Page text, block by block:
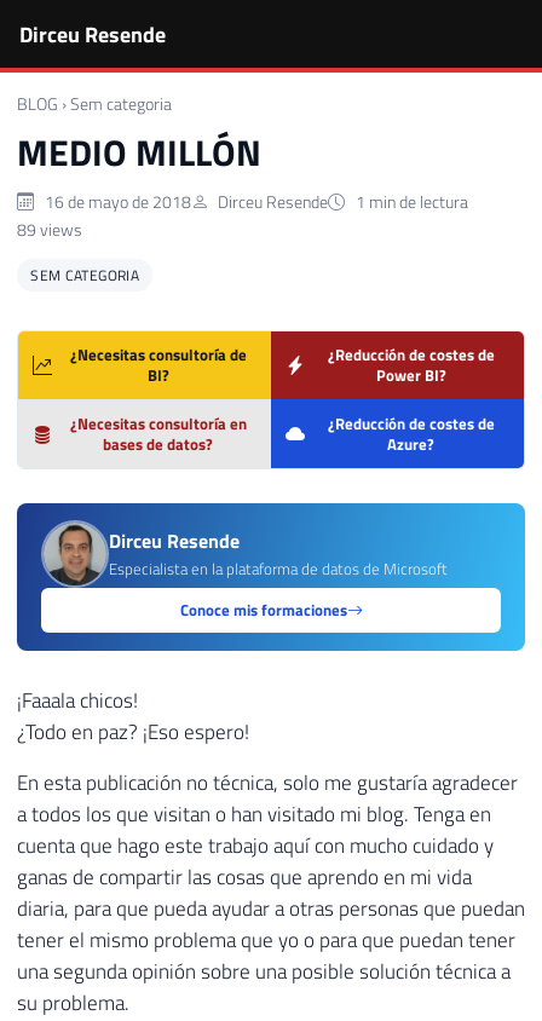
Dirceu Resende
BLOG ›Sem categoria
MEDIO MILLÓN
16 de mayo de 2018 Dirceu Resende
1 min de lectura
89 views
SEM CATEGORIA
¿Necesitas consultoría de
BI?
¿Reducción de costes de
Power BI?
¿Necesitas consultoría en
bases de datos?
¿Reducción de costes de
Azure?
Dirceu Resende
Especialista en la plataforma de datos de Microsoft
Conoce mis formaciones
¡Faaala chicos!
¿Todo en paz? ¡Eso espero!
En esta publicación no técnica, solo me gustaría agradecer
a todos los que visitan o han visitado mi blog. Tenga en
cuenta que hago este trabajo aquí con mucho cuidado y
ganas de compartir las cosas que aprendo en mi vida
diaria, para que pueda ayudar a otras personas que puedan
tener el mismo problema que yo o para que puedan tener
una segunda opinión sobre una posible solución técnica a
su problema.